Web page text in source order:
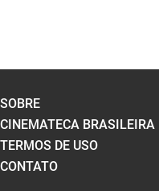
SOBRE
CINEMATECA BRASILEIRA
TERMOS DE USO
CONTATO